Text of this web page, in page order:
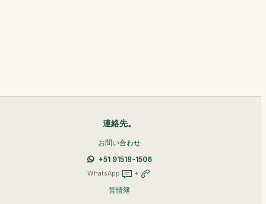
連絡先。
お問い合わせ
+51 91518-1506
WhatsApp +
苦情簿